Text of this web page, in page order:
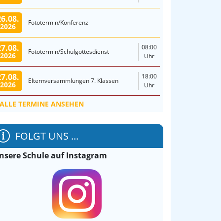
2026 Fototermin/Konferenz
2026 Fototermin/Schulgottesdienst
08:00
Uhr
2026 Elternversammlungen 7. Klassen
18:00
Uhr
ALLE TERMINE ANSEHEN
FOLGT UNS ...
Schule auf Instagram